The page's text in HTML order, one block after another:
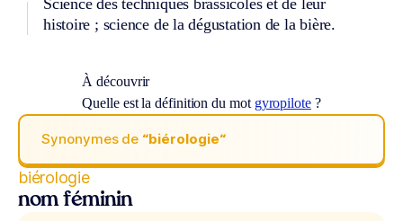
histoire ; science de la dégustation de la bière.
À découvrir
Quelle est la définition du mot gyropilote?
Synonymes de “biérologie“
biérologie
nom féminin